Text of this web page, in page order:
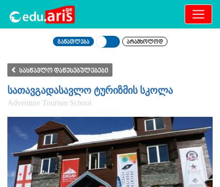
განათლება არამხოლოდ
სასწავლო დაწესებულებები
სათავგადასავლო ტურიზმის სკოლა
Adventure Tourism School